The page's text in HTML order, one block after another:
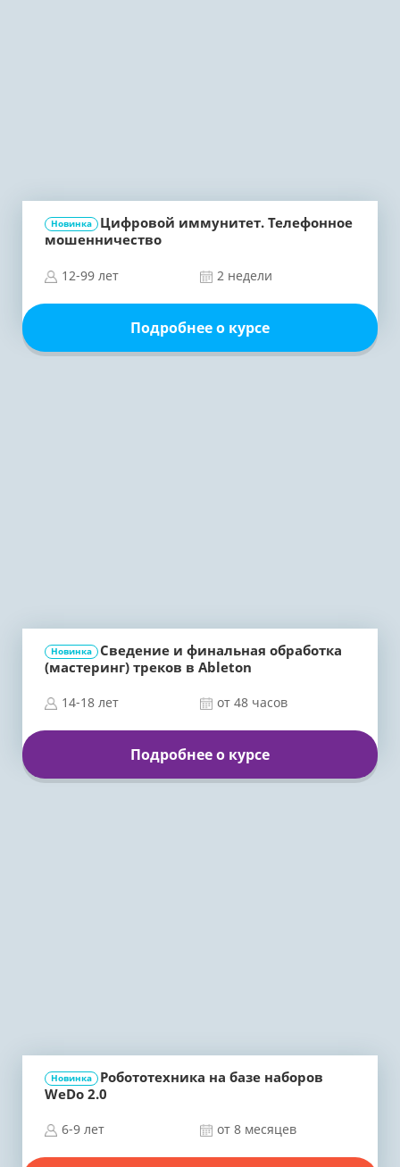
Новинка
Цифровой иммунитет. Телефонное
мошенничество
12-99 лет 2 недели
Подробнее о курсе
Новинка
Сведение и финальная обработка
(мастеринг) треков в Ableton
14-18 лет от 48 часов
Подробнее о курсе
Новинка
Робототехника на базе наборов
WeDo 2.0
6-9 лет от 8 месяцев